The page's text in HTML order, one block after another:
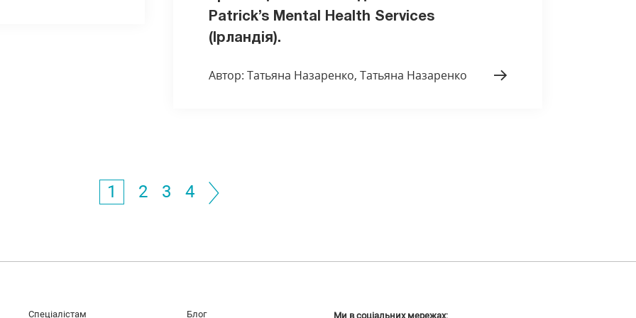
Patrick’s Mental Health Services
(Ірландія).
Автор: Татьяна Назаренко, Татьяна Назаренко
1 2 3 4
Спеціалістам Блог Ми в соціальних мережах: